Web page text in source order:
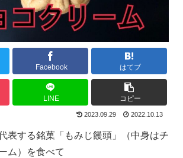
Facebook はてブ
LINE コピー
2023.09.29 2022.10.13
表する銘菓「もみじ饅頭」（中身はチ
ム）を食べて